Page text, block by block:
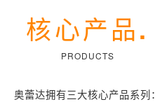
核心产品.
PRODUCTS
奥蕾达拥有三大核心产品系列：